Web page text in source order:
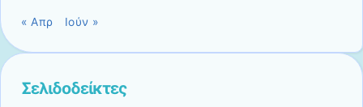
« Απρ Ιούν »
Σελιδοδείκτες